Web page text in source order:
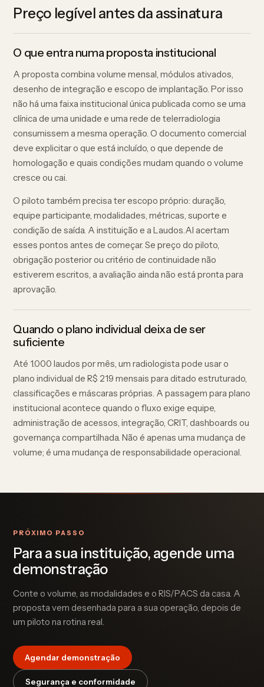
Preço legível antes da assinatura
O que entra numa proposta institucional
A proposta combina volume mensal, módulos ativados,
desenho de integração e escopo de implantação. Por isso
não há uma faixa institucional única publicada como se uma
clínica de uma unidade e uma rede de telerradiologia
consumissem a mesma operação. O documento comercial
deve explicitar o que está incluído, o que depende de
homologação e quais condições mudam quando o volume
cresce ou cai.
O piloto também precisa ter escopo próprio: duração,
equipe participante, modalidades, métricas, suporte e
condição de saída. A instituição e a Laudos.AI acertam
esses pontos antes de começar. Se preço do piloto,
obrigação posterior ou critério de continuidade não
estiverem escritos, a avaliação ainda não está pronta para
aprovação.
Quando o plano individual deixa de ser
suficiente
Até 1.000 laudos por mês, um radiologista pode usar o
plano individual de R$ 219 mensais para ditado estruturado,
classificações e máscaras próprias. A passagem para plano
institucional acontece quando o fluxo exige equipe,
administração de acessos, integração, CRIT, dashboards ou
governança compartilhada. Não é apenas uma mudança de
volume; é uma mudança de responsabilidade operacional.
PRÓXIMO PASSO
Para a sua instituição, agende uma
demonstração
Conte o volume, as modalidades e o RIS/PACS da casa. A
proposta vem desenhada para a sua operação, depois de
um piloto na rotina real.
Agendar demonstração
Segurança e conformidade